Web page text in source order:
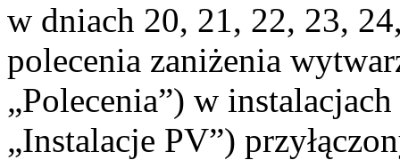
w dniach 20, 21, 22, 23,
polecenia zaniżenia
„Polecenia”) w
„Instalacje PV”)